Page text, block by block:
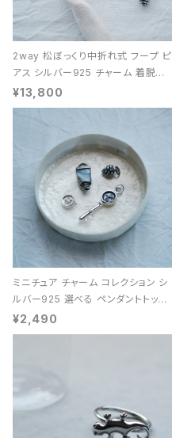
2way 松ぼっくり中折れ式 フープ ピ
アス シルバー925 チャーム 着脱可
能 レディース ユニセックス
¥13,800
ミニチュア チャーム コレクション シ
ルバー925 選べる ペンダントトップ
レディース ユニセックス
¥2,490